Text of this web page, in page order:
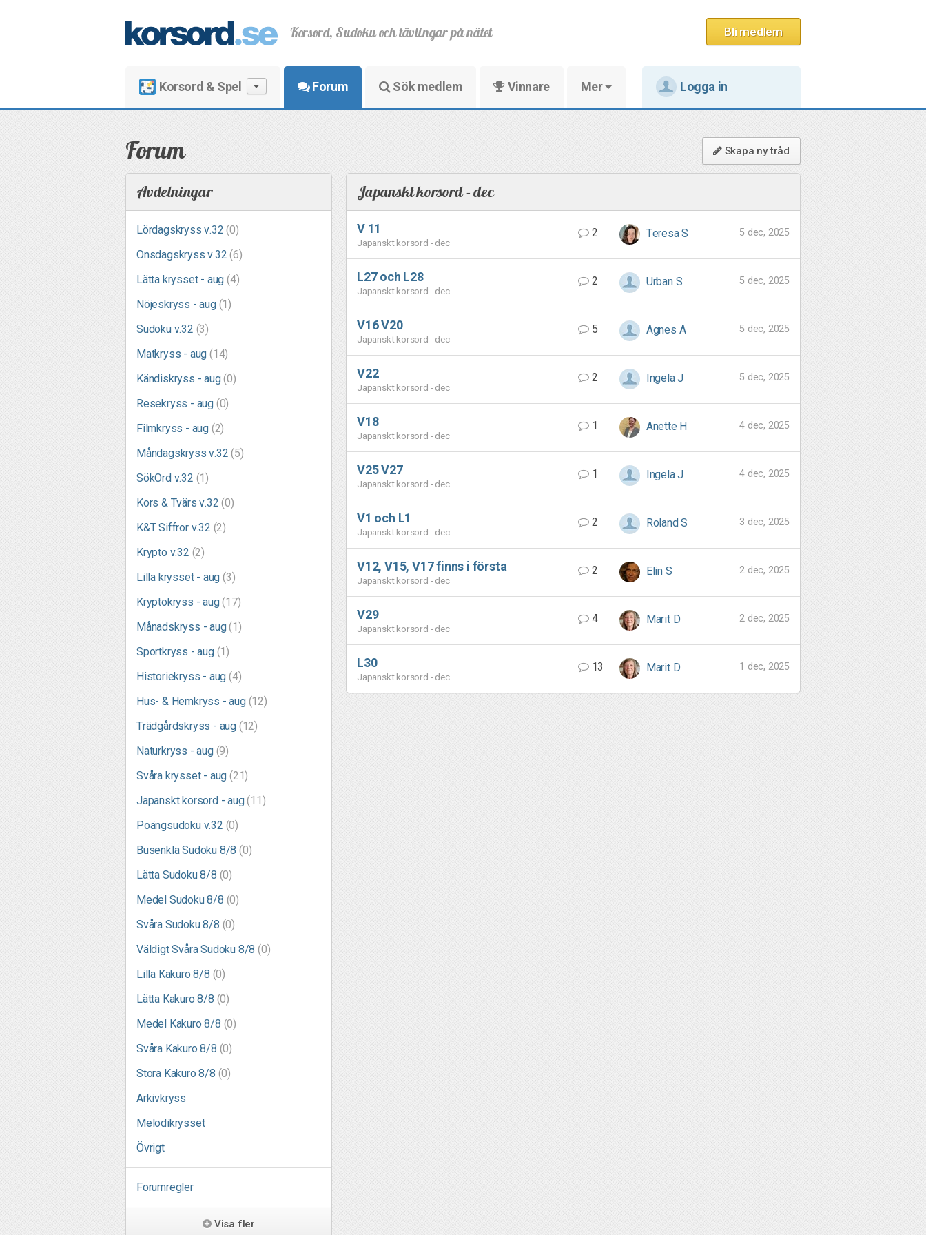
Bli medlem
Korsord, Sudoku och tävlingar på nätet
Korsord & Spel Forum Sök medlem Vinnare Mer Logga in
Skapa ny tråd
Forum
Avdelningar
Lördagskryss v.32(0)
Onsdagskryss v.32(6)
Lätta krysset - aug(4)
Nöjeskryss - aug (1)
Sudoku v.32 (3)
Matkryss - aug(14)
Kändiskryss - aug(0)
Resekryss - aug (0)
Filmkryss - aug (2)
Måndagskryss v.32(5)
SökOrd v.32 (1)
Kors & Tvärs v.32(0)
K&T Siffror v.32 (2)
Krypto v.32 (2)
Lilla krysset - aug(3)
Kryptokryss - aug(17)
Månadskryss - aug(1)
Sportkryss - aug (1)
Historiekryss - aug(4)
Hus- & Hemkryss - aug (12)
Trädgårdskryss - aug (12)
Naturkryss - aug (9)
Svåra krysset - aug(21)
Japanskt korsord - aug(11)
Poängsudoku v.32 (0)
Busenkla Sudoku 8/8(0)
Lätta Sudoku 8/8 (0)
Medel Sudoku 8/8 (0)
Svåra Sudoku 8/8 (0)
Väldigt Svåra Sudoku 8/8(0)
Lilla Kakuro 8/8 (0)
Lätta Kakuro 8/8 (0)
Medel Kakuro 8/8 (0)
Svåra Kakuro 8/8 (0)
Stora Kakuro 8/8 (0)
Arkivkryss
Melodikrysset
Övrigt
Forumregler
Visa fler
Japanskt korsord - dec
V 11
Japanskt korsord - dec
2 Teresa S 5 dec, 2025
L27 och L28
Japanskt korsord - dec
2 Urban S 5 dec, 2025
V16 V20
Japanskt korsord - dec
5 Agnes A 5 dec, 2025
V22
Japanskt korsord - dec
2 Ingela J 5 dec, 2025
V18
Japanskt korsord - dec
1 Anette H 4 dec, 2025
V25 V27
Japanskt korsord - dec
1 Ingela J 4 dec, 2025
V1 och L1
Japanskt korsord - dec
2 Roland S 3 dec, 2025
V12, V15, V17 finns i första
Japanskt korsord - dec
2 Elin S 2 dec, 2025
V29
Japanskt korsord - dec
4 Marit D 2 dec, 2025
L30
Japanskt korsord - dec
13 Marit D 1 dec, 2025